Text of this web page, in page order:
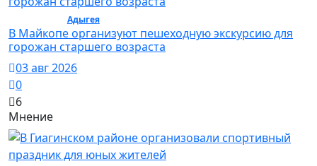
Адыгея/ Общество
В Майкопе организуют пешеходную экскурсию для
горожан старшего возраста
03 авг 2026
0
6
Мнение